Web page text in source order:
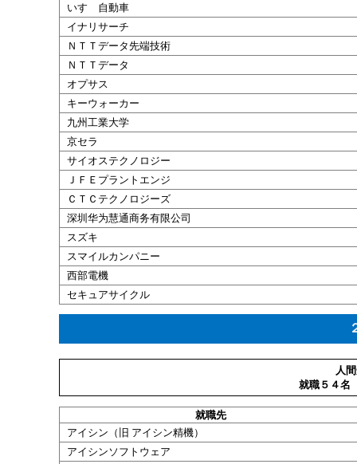
いす ゞ自動車
イナリサーチ
ＮＴＴデータ先端技術
ＮＴＴデータ
オプサス
キーウォーカー
九州 工業大学
京セラ
サイオステクノロジー
ＪＦＥプラントエンジ
ＣＴＣテクノロジーズ
深圳 华为慧通商务有限公司
スズキ
スマイルカンパニー
西部電機
セキュアサイクル
人
就職５４名
就職先
アイシン（ 旧 アイシン精機）
アイシンソフトウェア